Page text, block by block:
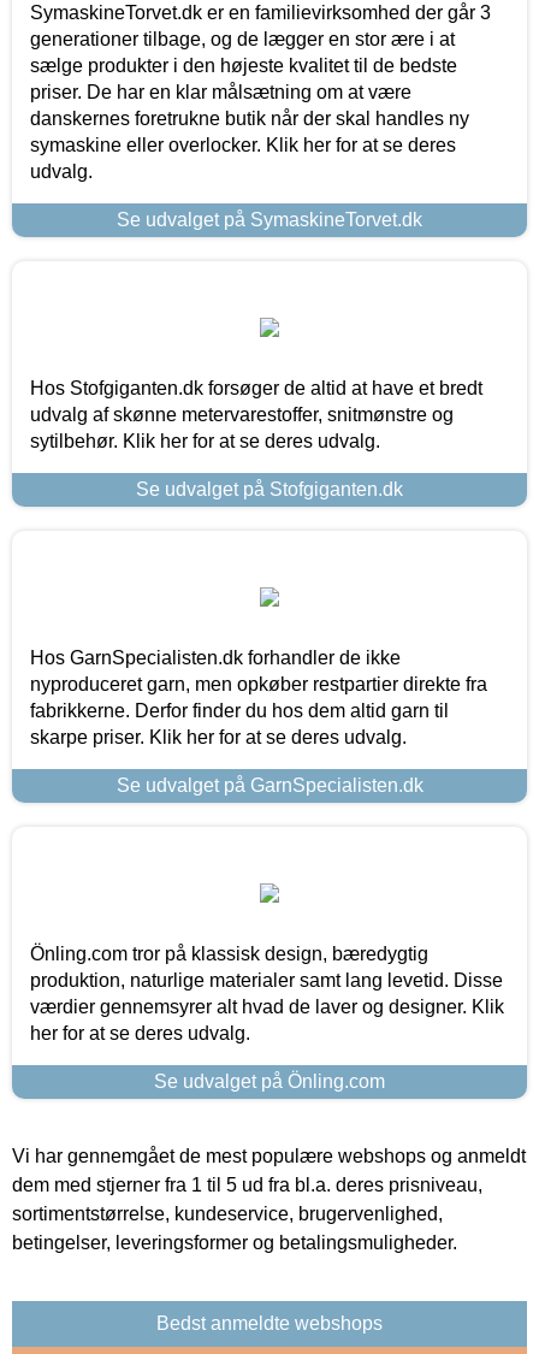
SymaskineTorvet.dk er en familievirksomhed der går 3
generationer tilbage, og de lægger en stor ære i at
sælge produkter i den højeste kvalitet til de bedste
priser. De har en klar målsætning om at være
danskernes foretrukne butik når der skal handles ny
symaskine eller overlocker. Klik her for at se deres
udvalg.
Se udvalget på SymaskineTorvet.dk
Hos Stofgiganten.dk forsøger de altid at have et bredt
udvalg af skønne metervarestoffer, snitmønstre og
sytilbehør. Klik her for at se deres udvalg.
Se udvalget på Stofgiganten.dk
Hos GarnSpecialisten.dk forhandler de ikke
nyproduceret garn, men opkøber restpartier direkte fra
fabrikkerne. Derfor finder du hos dem altid garn til
skarpe priser. Klik her for at se deres udvalg.
Se udvalget på GarnSpecialisten.dk
Önling.com tror på klassisk design, bæredygtig
produktion, naturlige materialer samt lang levetid. Disse
værdier gennemsyrer alt hvad de laver og designer. Klik
her for at se deres udvalg.
Se udvalget på Önling.com
Vi har gennemgået de mest populære webshops og anmeldt
dem med stjerner fra 1 til 5 ud fra bl.a. deres prisniveau,
sortimentstørrelse, kundeservice, brugervenlighed,
betingelser, leveringsformer og betalingsmuligheder.
Bedst anmeldte webshops